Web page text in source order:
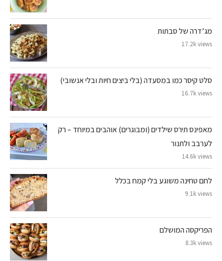
מג’דרה של סבתות
17.2k views
סלט קיסר כמו במסעדה (בלי ביצים חיות ובלי אנשובי)
16.7k views
מאפינס תירס שילדים (ומבוגרים) אוהבים במיוחד – רק
לערבב ולתנור
14.6k views
לחם טחינה משוגע בלי קמח בכלל
9.1k views
הפריקסה המושלם
8.3k views